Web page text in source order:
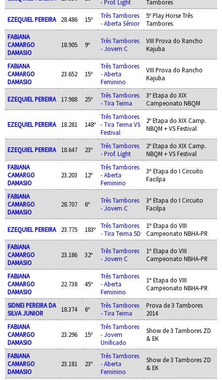
- Prof. Light
Tambores
EZEQUIEL PEREIRA 28.486 15º
Três Tambores
- Aberta Sênior
5º Play Horse Três
Tambores
FABIANA
CAMARGO
DAMASIO
18.905 9º
Três Tambores
- Jovem C
VIII Prova do Rancho
Kajuba
FABIANA
CAMARGO
DAMASIO
23.652 15º
Três Tambores
- Aberta
Feminino
VIII Prova do Rancho
Kajuba
EZEQUIEL PEREIRA 17.988 25º
Três Tambores
- Tira Teima
3º Etapa do XIX
Campeonato NBQM
EZEQUIEL PEREIRA 18.281 148º
Três Tambores
- Tira Teima VS
Festival
2º Etapa do XIX Camp.
NBQM + VS Festival
EZEQUIEL PEREIRA 18.647 23º
Três Tambores
- Prof. Light
2º Etapa do XIX Camp.
NBQM + VS Festival
FABIANA
CAMARGO
DAMASIO
23.203 12º
Três Tambores
- Aberta
Feminino
3ª Etapa do I Circuito
Facilpa
FABIANA
CAMARGO
DAMASIO
28.707 6º
Três Tambores
- Jovem C
3ª Etapa do I Circuito
Facilpa
EZEQUIEL PEREIRA 23.775 183º
Três Tambores
- Tira Teima 5D
1ª Etapa do VIII
Campeonato NBHA-PR
FABIANA
CAMARGO
DAMASIO
23.186 32º
Três Tambores
- Jovem C
1ª Etapa do VIII
Campeonato NBHA-PR
FABIANA
CAMARGO
DAMASIO
22.738 45º
Três Tambores
- Aberta
Feminino
1ª Etapa do VIII
Campeonato NBHA-PR
SIDNEI PEREIRA DA
SILVA JUNIOR
18.374 6º
Três Tambores
- Tira Teima
Prova de 3 Tambores
2014
FABIANA
CAMARGO
DAMASIO
23.296 15º
Três Tambores
- Jovem
Unificado
Show de 3 Tambores ZD
& EK
FABIANA
CAMARGO
DAMASIO
23.181 23º
Três Tambores
- Aberta
Feminino
Show de 3 Tambores ZD
& EK